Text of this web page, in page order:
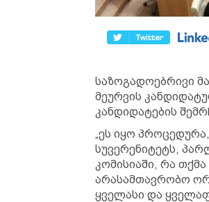
საზოგადოებრივი
მეურვის
კანდიდატების
„ეს იყო
სუვერენიტეტს,
კომისიაში, რა
არასამთავრობო
ყველასი და